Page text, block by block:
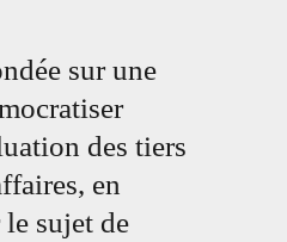
sur une
des tiers
en
sujet de